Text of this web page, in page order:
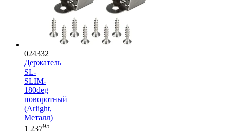
024332
Держатель
SL-
SLIM-
180deg
поворотный
(Arlight,
Металл)
1 23795